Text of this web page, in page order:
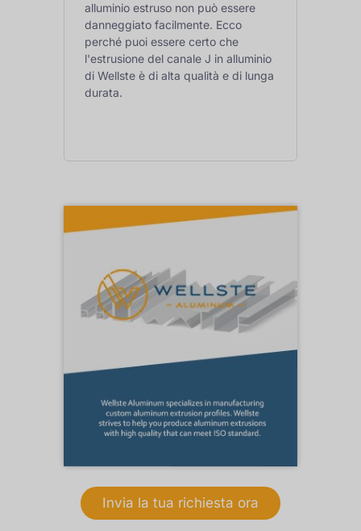
alluminio estruso non può essere
danneggiato facilmente. Ecco
perché puoi essere certo che
l'estrusione del canale J in alluminio
di Wellste è di alta qualità e di lunga
durata.
Invia la tua richiesta ora